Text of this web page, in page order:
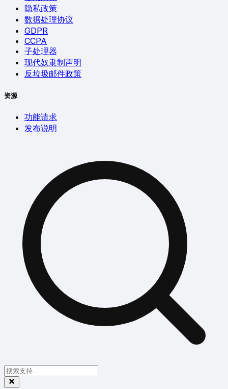
隐私政策
数据处理协议
GDPR
CCPA
子处理器
现代奴隶制声明
反垃圾邮件政策
资源
功能请求
发布说明